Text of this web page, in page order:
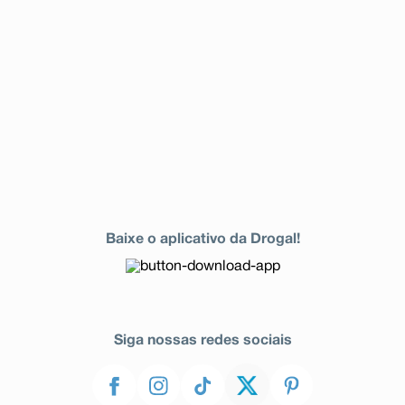
somente durante os estudos clínicos de olanzapina:
psicose associada à demência:
Reações comuns (ocorrem entre 1% e 10% dos
pacientes que utilizam este medicamento):
Eventos adversos observados em pacientes com
psicose induzida por alguns tipos de medicamentos e
Baixe o aplicativo da Drogal!
Siga nossas redes sociais